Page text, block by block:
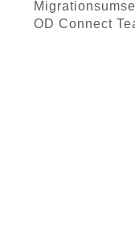
OD Connect